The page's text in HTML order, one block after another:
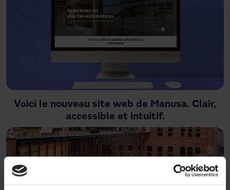
Voici le nouveau site web de Manusa. Clair,
accessible et intuitif.